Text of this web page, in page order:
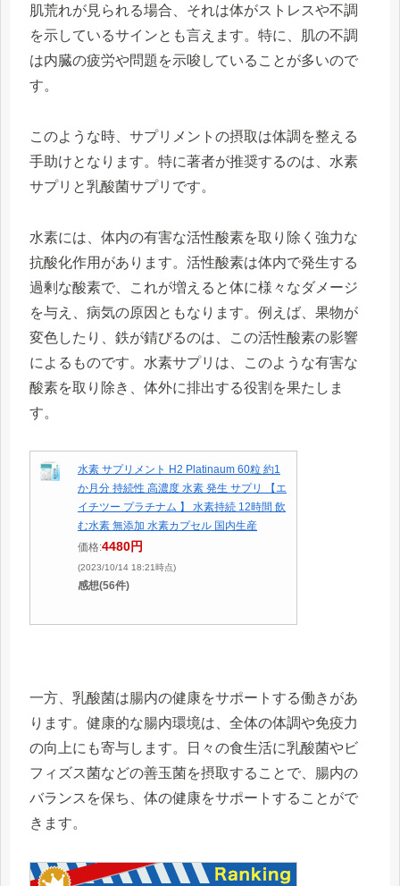
肌荒れが見られる場合、それは体がストレスや不調
を示しているサインとも言えます。特に、肌の不調
は内臓の疲労や問題を示唆していることが多いので
す。
このような時、サプリメントの摂取は体調を整える
手助けとなります。特に著者が推奨するのは、水素
サプリと乳酸菌サプリです。
水素には、体内の有害な活性酸素を取り除く強力な
抗酸化作用があります。活性酸素は体内で発生する
過剰な酸素で、これが増えると体に様々なダメージ
を与え、病気の原因ともなります。例えば、果物が
変色したり、鉄が錆びるのは、この活性酸素の影響
によるものです。水素サプリは、このような有害な
酸素を取り除き、体外に排出する役割を果たしま
す。
水素 サプリメント H2 Platinaum 60粒 約1
か月分 持続性 高濃度 水素 発生 サプリ 【エ
イチツー プラチナム 】 水素持続 12時間 飲
む水素 無添加 水素カプセル 国内生産
価格:4480円
(2023/10/14 18:21時点)
感想(56件)
一方、乳酸菌は腸内の健康をサポートする働きがあ
ります。健康的な腸内環境は、全体の体調や免疫力
の向上にも寄与します。日々の食生活に乳酸菌やビ
フィズス菌などの善玉菌を摂取することで、腸内の
バランスを保ち、体の健康をサポートすることがで
きます。